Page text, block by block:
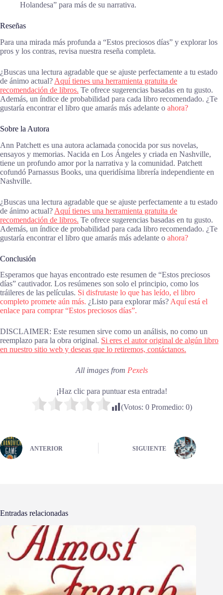
Holandesa” para más de su narrativa.
Reseñas
Para una mirada más profunda a “Estos preciosos días” y explorar los
pros y los contras, revisa nuestra reseña completa.
¿Buscas una lectura agradable que se ajuste perfectamente a tu estado
de ánimo actual? Aquí tienes una herramienta gratuita de
recomendación de libros. Te ofrece sugerencias basadas en tu gusto.
Además, un índice de probabilidad para cada libro recomendado. ¿Te
gustaría encontrar el libro que amarás más adelante o ahora?
Sobre la Autora
Ann Patchett es una autora aclamada conocida por sus novelas,
ensayos y memorias. Nacida en Los Ángeles y criada en Nashville,
tiene un profundo amor por la narrativa y la comunidad. Patchett
cofundó Parnassus Books, una queridísima librería independiente en
Nashville.
¿Buscas una lectura agradable que se ajuste perfectamente a tu estado
de ánimo actual? Aquí tienes una herramienta gratuita de
recomendación de libros. Te ofrece sugerencias basadas en tu gusto.
Además, un índice de probabilidad para cada libro recomendado. ¿Te
gustaría encontrar el libro que amarás más adelante o ahora?
Conclusión
Esperamos que hayas encontrado este resumen de “Estos preciosos
días” cautivador. Los resúmenes son solo el principio, como los
tráileres de las películas. Si disfrutaste lo que has leído, el libro
completo promete aún más. ¿Listo para explorar más? Aquí está el
enlace para comprar “Estos preciosos días”.
DISCLAIMER: Este resumen sirve como un análisis, no como un
reemplazo para la obra original. Si eres el autor original de algún libro
en nuestro sitio web y deseas que lo retiremos, contáctanos.
All images from Pexels
¡Haz clic para puntuar esta entrada!
(Votos: 0Promedio: 0)
ANTERIOR SIGUIENTE
Entradas relacionadas